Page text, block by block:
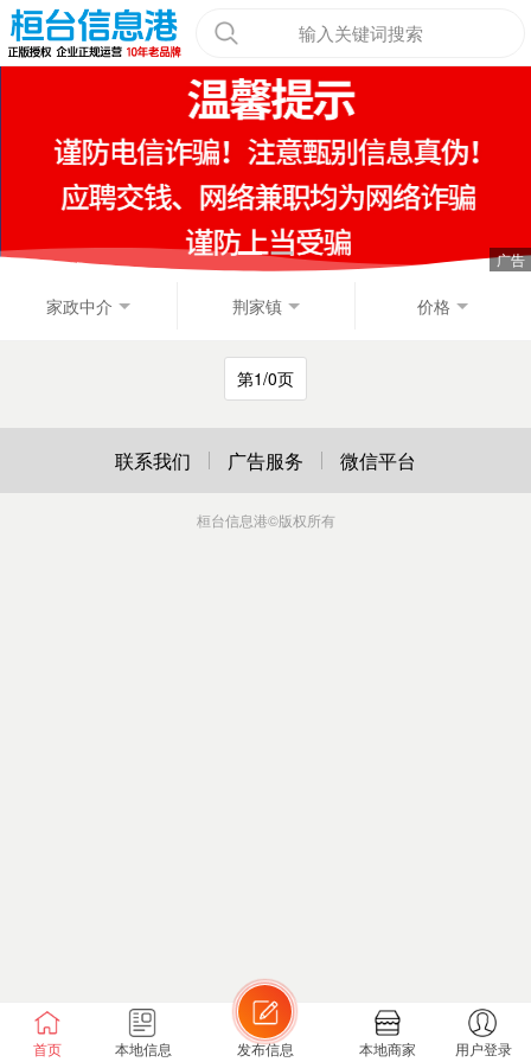
输入关键词搜索
家政中介 荆家镇 价格
第1/0页
首页 本地信息 发布信息 本地商家 用户登录
联系我们 广告服务 微信平台
桓台信息港©版权所有